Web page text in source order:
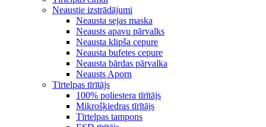
Neaustie izstrādājumi
Neausta sejas maska
Neausts apavu pārvalks
Neausta klipša cepure
Neausta bufetes cepure
Neausta bārdas pārvalka
Neausts Aporn
Tīrtelpas tīrītājs
100% poliestera tīrītājs
Mikrošķiedras tīrītājs
Tīrtelpas tampons